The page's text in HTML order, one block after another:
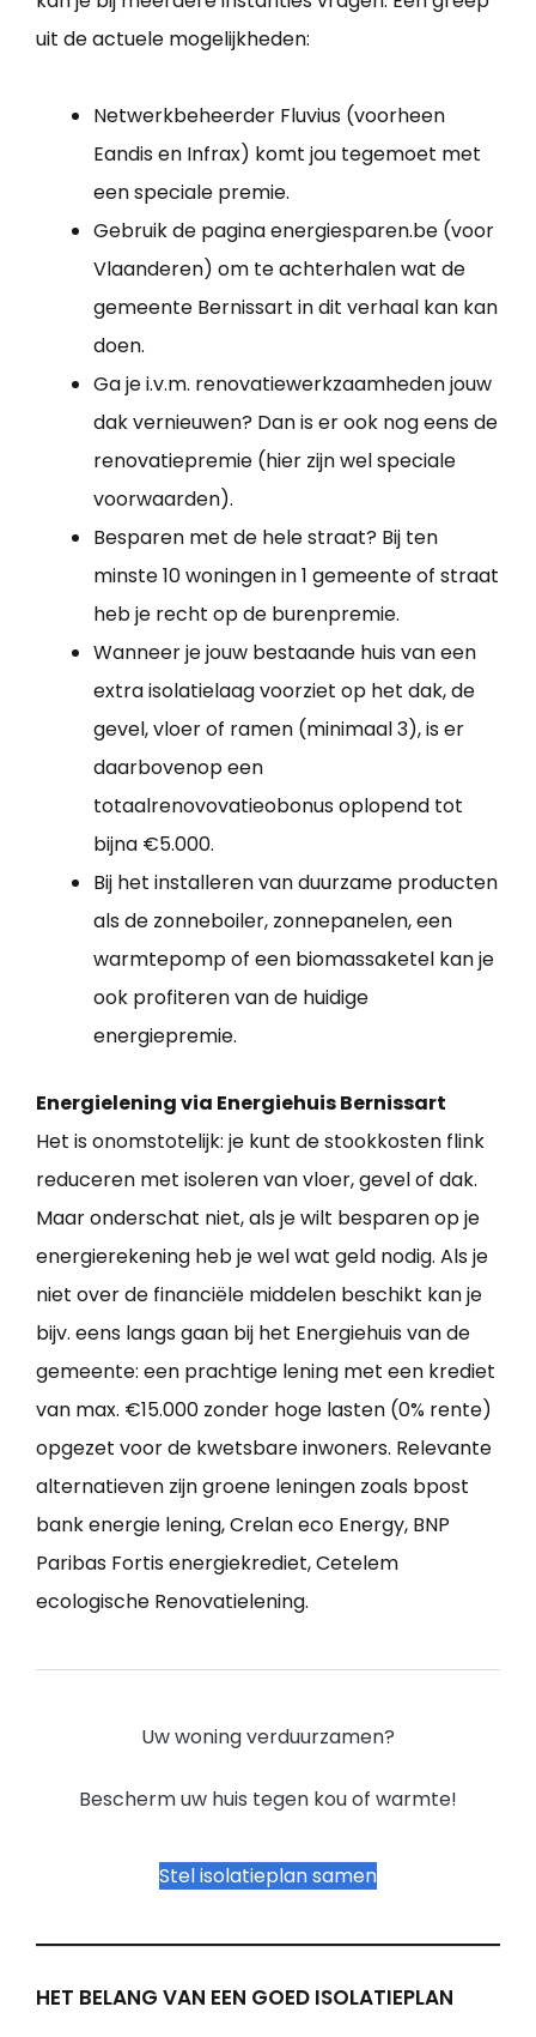
uit de actuele mogelijkheden:
Netwerkbeheerder Fluvius (voorheen
Eandis en Infrax) komt jou tegemoet met
een speciale premie.
Gebruik de pagina energiesparen.be (voor
Vlaanderen) om te achterhalen wat de
gemeente Bernissart in dit verhaal kan kan
doen.
Ga je i.v.m. renovatiewerkzaamheden jouw
dak vernieuwen? Dan is er ook nog eens de
renovatiepremie (hier zijn wel speciale
voorwaarden).
Besparen met de hele straat? Bij ten
minste 10 woningen in 1 gemeente of straat
heb je recht op de burenpremie.
Wanneer je jouw bestaande huis van een
extra isolatielaag voorziet op het dak, de
gevel, vloer of ramen (minimaal 3), is er
daarbovenop een
totaalrenovovatieobonus oplopend tot
bijna €5.000.
Bij het installeren van duurzame producten
als de zonneboiler, zonnepanelen, een
warmtepomp of een biomassaketel kan je
ook profiteren van de huidige
energiepremie.
Energielening via Energiehuis Bernissart
Het is onomstotelijk: je kunt de stookkosten flink
reduceren met isoleren van vloer, gevel of dak.
Maar onderschat niet, als je wilt besparen op je
energierekening heb je wel wat geld nodig. Als je
niet over de financiële middelen beschikt kan je
bijv. eens langs gaan bij het Energiehuis van de
gemeente: een prachtige lening met een krediet
van max. €15.000 zonder hoge lasten (0% rente)
opgezet voor de kwetsbare inwoners. Relevante
alternatieven zijn groene leningen zoals bpost
bank energie lening, Crelan eco Energy, BNP
Paribas Fortis energiekrediet, Cetelem
ecologische Renovatielening.
Uw woning verduurzamen?
Bescherm uw huis tegen kou of warmte!
Stel isolatieplan samen
HET BELANG VAN EEN GOED ISOLATIEPLAN